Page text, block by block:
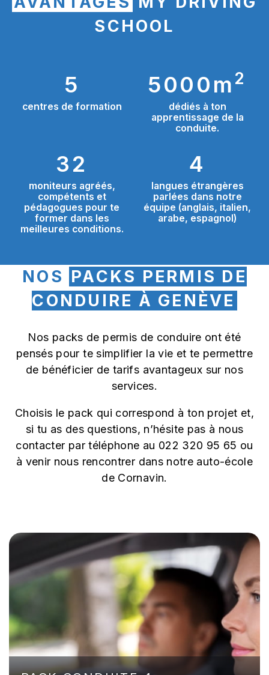
SCHOOL
5
centres de formation
5000m 2
dédiés à ton
apprentissage de la
conduite.
32
moniteurs agréés,
compétents et
pédagogues pour te
former dans les
meilleures conditions.
4
langues étrangères
parlées dans notre
équipe (anglais, italien,
arabe, espagnol)
NOS PACKS PERMIS DE
CONDUIRE À GENÈVE
Nos packs de permis de conduire ont été
pensés pour te simplifier la vie et te permettre
de bénéficier de tarifs avantageux sur nos
services.
Choisis le pack qui correspond à ton projet et,
si tu as des questions, n’hésite pas à nous
contacter par téléphone au 022 320 95 65 ou
à venir nous rencontrer dans notre auto-école
de Cornavin.